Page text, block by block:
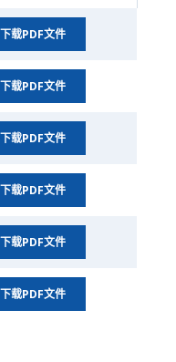
下载PDF文件
下载PDF文件
下载PDF文件
下载PDF文件
下载PDF文件
下载PDF文件